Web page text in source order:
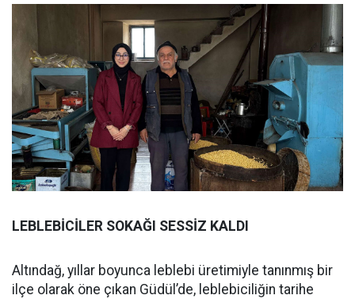
LEBLEBİCİLER SOKAĞI SESSİZ KALDI
Altındağ, yıllar boyunca leblebi üretimiyle tanınmış bir
ilçe olarak öne çıkan Güdül’de, leblebiciliğin tarihe